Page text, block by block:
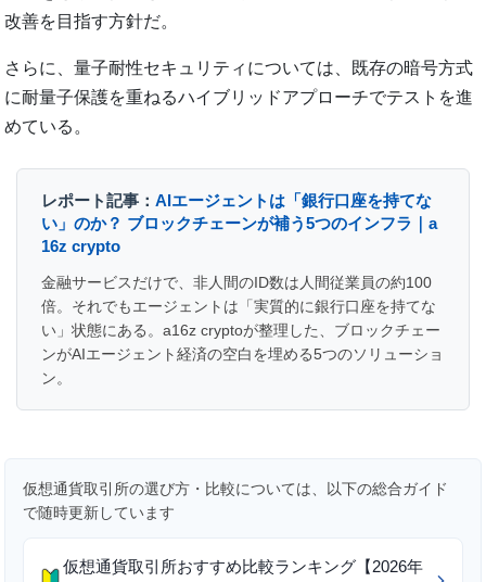
改善を目指す方針だ。
さらに、量子耐性セキュリティについては、既存の暗号方式
に耐量子保護を重ねるハイブリッドアプローチでテストを進
めている。
レポート記事：AIエージェントは「銀行口座を持てな
い」のか？ ブロックチェーンが補う5つのインフラ｜a
16z crypto
金融サービスだけで、非人間のID数は人間従業員の約100
倍。それでもエージェントは「実質的に銀行口座を持てな
い」状態にある。a16z cryptoが整理した、ブロックチェー
ンがAIエージェント経済の空白を埋める5つのソリューショ
ン。
仮想通貨取引所の選び方・比較については、以下の総合ガイド
で随時更新しています
仮想通貨取引所おすすめ比較ランキング【2026年